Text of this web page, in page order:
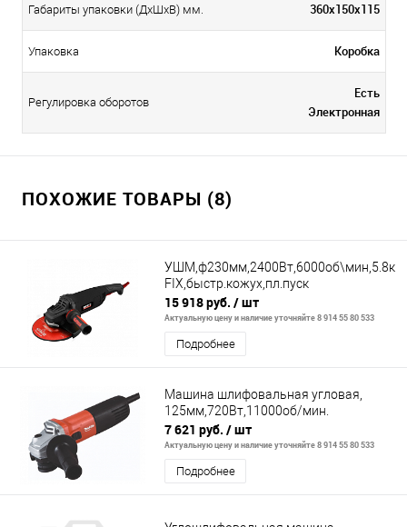
Габариты упаковки (ДхШхВ) мм. 360х150х115
Упаковка Коробка
Регулировка оборотов
Есть
Электронная
ПОХОЖИЕ ТОВАРЫ (8)
FIX,быстр.кожух,пл.пуск
15 918 руб. / шт
Актуальную цену и наличие уточняйте 8 914 55 80 533
Подробнее
Машина шлифовальная угловая,
125мм,720Вт,11000об/мин.
7 621 руб. / шт
Актуальную цену и наличие уточняйте 8 914 55 80 533
Подробнее